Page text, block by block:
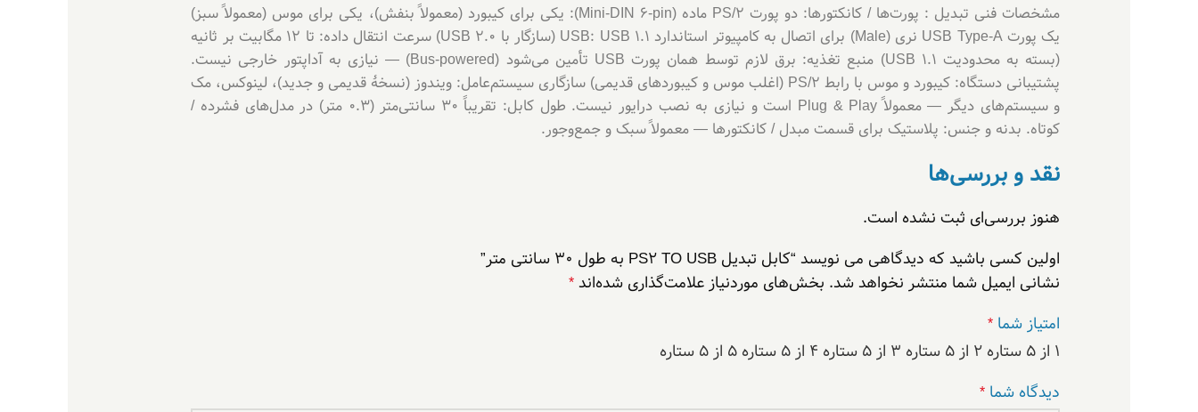
مشخصات فنی تبدیل : پورت‌ها / کانکتورها: دو پورت PS/2 ماده (Mini‑DIN 6‑pin): یکی برای کیبورد (معمولاً بنفش)، یکی برای موس (معمولاً سبز)
یک پورت USB Type‑A نری (Male) برای اتصال به کامپیوتر استاندارد USB: USB 1.1 (سازگار با USB 2.0) سرعت انتقال داده: تا 12 مگابیت بر ثانیه
(بسته به محدودیت USB 1.1) منبع تغذیه: برق لازم توسط همان پورت USB تأمین می‌شود (Bus‑powered) — نیازی به آداپتور خارجی نیست.
پشتیبانی دستگاه: کیبورد و موس با رابط PS/2 (اغلب موس و کیبورد‌های قدیمی) سازگاری سیستم‌عامل: ویندوز (نسخۀ قدیمی و جدید)، لینوکس، مک
و سیستم‌های دیگر — معمولاً Plug & Play است و نیازی به نصب درایور نیست. طول کابل: تقریباً ۳۰ سانتی‌متر (0.3 متر) در مدل‌های فشرده /
کوتاه. بدنه و جنس: پلاستیک برای قسمت مبدل / کانکتورها — معمولاً سبک و جمع‌وجور.
نقد و بررسی‌ها
هنوز بررسی‌ای ثبت نشده است.
اولین کسی باشید که دیدگاهی می نویسد “کابل تبدیل PS2 TO USB به طول 30 سانتی متر‌”
نشانی ایمیل شما منتشر نخواهد شد. بخش‌های موردنیاز علامت‌گذاری شده‌اند *
امتیاز شما *
۱ از ۵ ستاره ۲ از ۵ ستاره ۳ از ۵ ستاره ۴ از ۵ ستاره
۵ از ۵ ستاره
دیدگاه شما *